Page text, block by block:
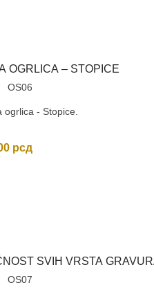
OGRLICA – STOPICE
OS06
- Stopice.
рсд
SVIH VRSTA
OS07